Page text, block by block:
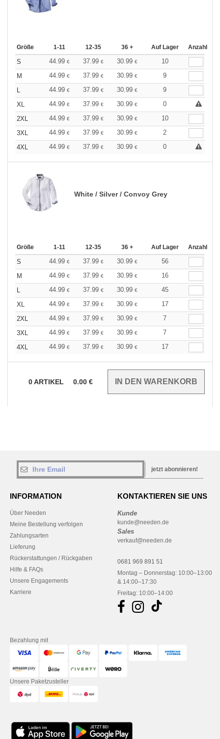
Größe 1-11 12-35 36 + Auf Lager Anzahl
S 44.99 € 37.99 € 30.99 €
10
M
44.99 € 37.99 € 30.99 €
9
L
44.99 € 37.99 € 30.99 €
9
XL
44.99 € 37.99 € 30.99 €
0
2XL
44.99 € 37.99 € 30.99 €
10
3XL
44.99 € 37.99 € 30.99 €
2
4XL
44.99 € 37.99 € 30.99 € 0
White / Silver / Convoy Grey
Größe 1-11 12-35 36 + Auf Lager Anzahl
S 44.99 € 37.99 € 30.99 €
56
M
44.99 € 37.99 € 30.99 €
16
L
44.99 € 37.99 € 30.99 €
45
XL
44.99 € 37.99 € 30.99 €
17
2XL
44.99 € 37.99 € 30.99 €
7
3XL
44.99 € 37.99 € 30.99 €
7
4XL
44.99 € 37.99 € 30.99 € 17
0ARTIKEL 0.00 €
jetzt abonnieren!
INFORMATION
Über Needen
Meine Bestellung verfolgen
Zahlungsarten
Lieferung
Rückerstattungen / Rückgaben
Hilfe & FAQs
Unsere Engagements
Karriere
KONTAKTIEREN SIE UNS
Kunde
kunde@needen.de
Sales
verkauf@needen.de
0681 969 891 51
Montag – Donnerstag: 10:00–13:00
& 14:00–17:30
Freitag: 10:00–14:00
Bezahlung mit
Unsere Paketzusteller